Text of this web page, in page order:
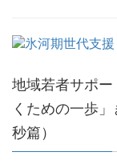
地域若者サポ
くための一歩
秒篇）